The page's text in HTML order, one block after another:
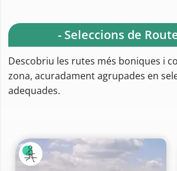
- Seleccions de
Descobriu les rutes més boniques i
zona, acuradament agrupades en
adequades.